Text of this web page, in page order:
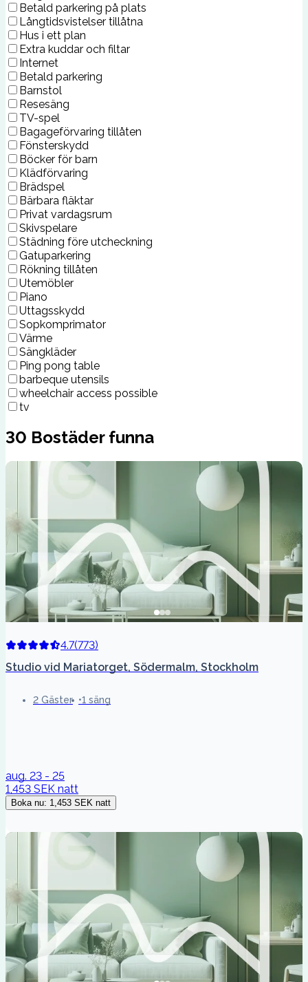
Betald parkering på plats
Långtidsvistelser tillåtna
Hus i ett plan
Extra kuddar och filtar
Internet
Betald parkering
Barnstol
Resesäng
TV-spel
Bagageförvaring tillåten
Fönsterskydd
Böcker för barn
Klädförvaring
Brädspel
Bärbara fläktar
Privat vardagsrum
Skivspelare
Städning före utcheckning
Gatuparkering
Rökning tillåten
Utemöbler
Piano
Uttagsskydd
Sopkomprimator
Värme
Sängkläder
Ping pong table
barbeque utensils
wheelchair access possible
tv
30 Bostäder funna
4.7(773)
Studio vid Mariatorget, Södermalm, Stockholm
2 Gäster 1 säng
aug. 23 - 25
1,453 SEK natt
Boka nu: 1,453 SEK natt